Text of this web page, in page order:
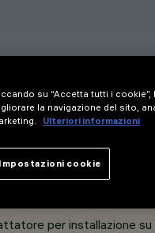
per installazione su
su “Accetta tutti i
la navigazione del sito,
Ulteriori informazioni
Impostazioni cookie